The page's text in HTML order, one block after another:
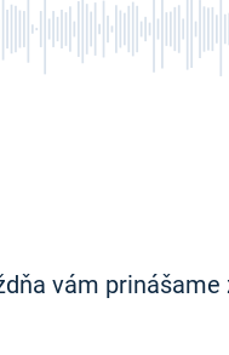
vám prinášame